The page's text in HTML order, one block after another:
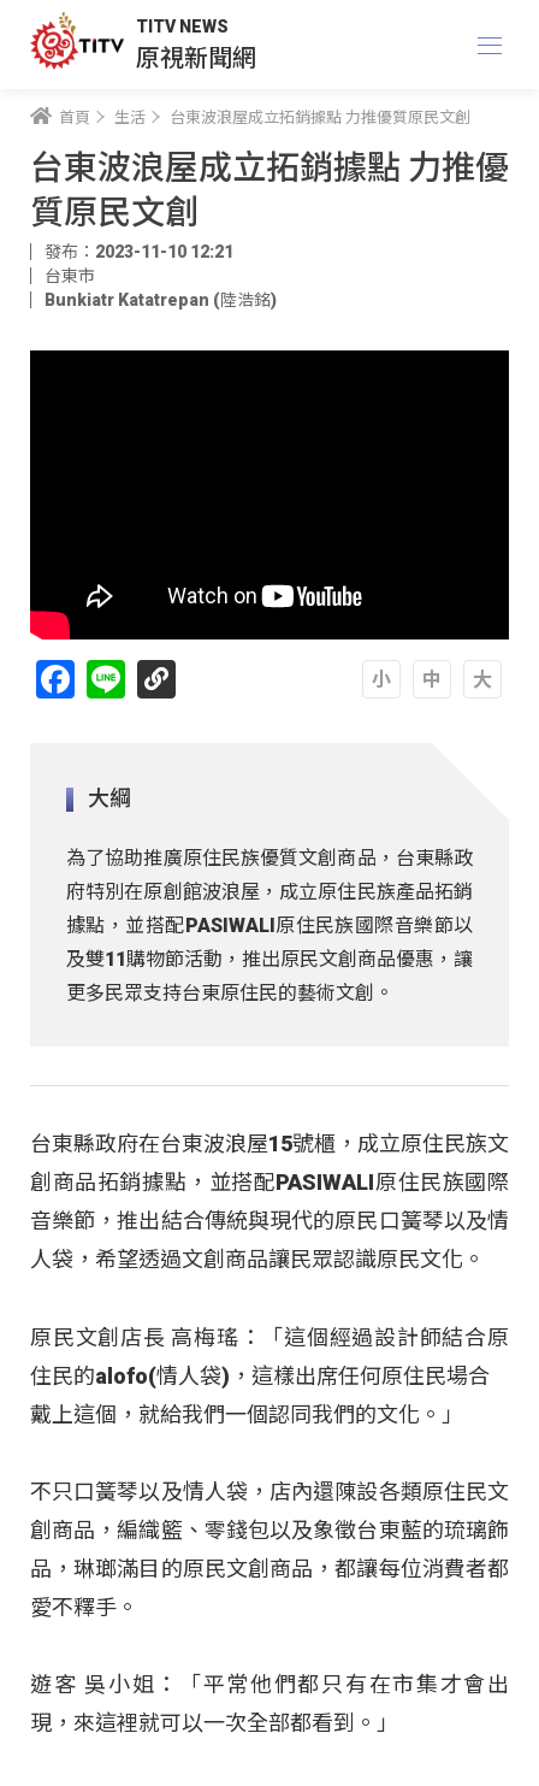
TITV NEWS
原視新聞網
首頁 生活 台東波浪屋成立拓銷據點 力推優質原民文創
台東波浪屋成立拓銷據點 力推優
質原民文創
發布：2023-11-10 12:21
台東市
Bunkiatr Katatrepan (陸浩銘)
Facebook
Line
大綱
為了協助推廣原住民族優質文創商品，台東縣政
府特別在原創館波浪屋，成立原住民族產品拓銷
據點，並搭配PASIWALI原住民族國際音樂節以
及雙11購物節活動，推出原民文創商品優惠，讓
更多民眾支持台東原住民的藝術文創。
台東縣政府在台東波浪屋15號櫃，成立原住民族文
創商品拓銷據點，並搭配PASIWALI原住民族國際
音樂節，推出結合傳統與現代的原民口簧琴以及情
人袋，希望透過文創商品讓民眾認識原民文化。
原民文創店長 高梅瑤：「這個經過設計師結合原
住民的alofo(情人袋)，這樣出席任何原住民場合
戴上這個，就給我們一個認同我們的文化。」
不只口簧琴以及情人袋，店內還陳設各類原住民文
創商品，編織籃、零錢包以及象徵台東藍的琉璃飾
品，琳瑯滿目的原民文創商品，都讓每位消費者都
愛不釋手。
遊客 吳小姐：「平常他們都只有在市集才會出
現，來這裡就可以一次全部都看到。」